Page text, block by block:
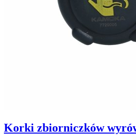
Korki zbiorniczków